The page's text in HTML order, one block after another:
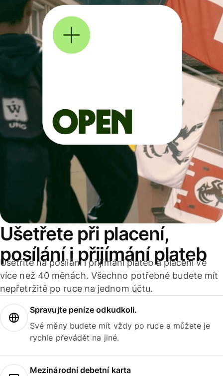
Ušetřete při placení,
posílání i přijímání plateb
Ušetříte na posílání i přijímání plateb a placení ve
více než 40 měnách. Všechno potřebné budete mít
nepřetržitě po ruce na jednom účtu.
Spravujte peníze odkudkoli.
Své měny budete mít vždy po ruce a můžete je
rychle převádět na jiné.
Mezinárodní debetní karta